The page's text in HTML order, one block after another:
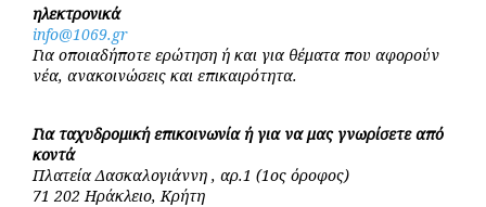
ηλεκτρονικά
info@1069.gr
Για οποιαδήποτε ερώτηση ή και για θέματα που αφορούν
νέα, ανακοινώσεις και επικαιρότητα.
Για ταχυδρομική επικοινωνία ή για να μας γνωρίσετε από
κοντά
Πλατεία Δασκαλογιάννη , αρ.1 (1ος όροφος)
71 202 Ηράκλειο, Κρήτη